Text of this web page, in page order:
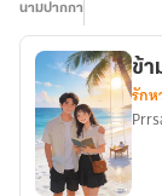
นามปากกา
ข้า
รัก